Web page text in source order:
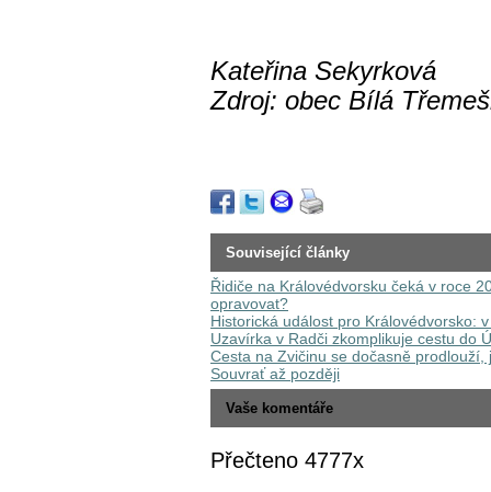
Kateřina Sekyrková
Zdroj: obec Bílá
Související články
Řidiče na Královédvorsku čeká v roce
opravovat?
Historická událost pro Královédvorsko:
Uzavírka v Radči zkomplikuje cestu do
Cesta na Zvičinu se dočasně
Souvrať až později
Vaše komentáře
Přečteno 4777x